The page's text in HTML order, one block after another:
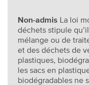
Non-admis La loi
déchets stipule
mélange ou de
et des déchets de
plastiques,
les sacs en
biodégradables ne